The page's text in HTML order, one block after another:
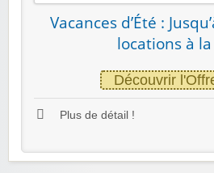
Vacances d’Été :
locations à
Découvrir
Plus de détail !